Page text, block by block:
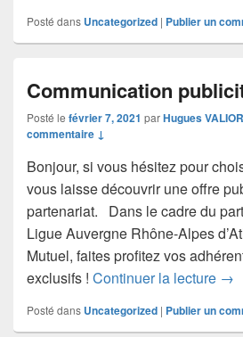
Posté dans Uncategorized | Publier un
Communication
Posté le février 7, 2021 parHugues
commentaire ↓
Bonjour, si vous hésitez pour
vous laisse découvrir une offre
partenariat. Dans le cadre du
Ligue Auvergne Rhône-Alpes
Mutuel, faites profitez vos
exclusifs ! Continuer la lecture →
Posté dans Uncategorized | Publier un